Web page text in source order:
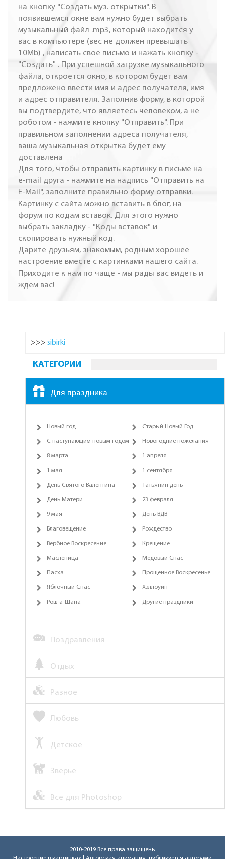
на кнопку "Создать муз. открытки". В
появившемся окне вам нужно будет выбрать
музыкальный файл .mp3, который находится у
вас в компьютере (вес не должен превышать
10Mb) , написать свое письмо и нажать кнопку -
"Создать" . При успешной загрузке музыкального
файла, откроется окно, в котором будет вам
предложено ввести имя и адрес получателя, имя
и адрес отправителя. Заполнив форму, в которой
вы подтвердите, что являетесь человеком, а не
роботом - нажмите кнопку "Отправить". При
правильном заполнении адреса получателя,
ваша музыкальная открытка будет ему
доставлена
Для того, чтобы отправить картинку в письме на
e-mail друга - нажмите на надпись "Отправить на
E-Mail", заполните правильно форму отправки.
Картинку с сайта можно вставить в блог, на
форум по кодам вставок. Для этого нужно
выбрать закладку - "Коды вставок" и
скопировать нужный код.
Дарите друзьям, знакомым, родным хорошее
настроение вместе с картинками нашего сайта.
Приходите к нам по чаще - мы рады вас видеть и
ждем вас!
>>> sibirki
КАТЕГОРИИ
Для праздника
Новый год Старый Новый Год
С наступающим новым годом Новогодние пожелания
8 марта 1 апреля
1 мая 1 сентября
День Святого Валентина Татьянин день
День Матери 23 февраля
9 мая День ВДВ
Благовещение Рождество
Вербное Воскресение Крещение
Масленица Медовый Спас
Пасха Прощенное Воскресенье
Яблочный Спас Хэллоуин
Рош а-Шана Другие праздники
Поздравления
Отдых
Разное
Любовь
Детское
Зверьё
Все для Photoshop
2010-2019 Все права защищены